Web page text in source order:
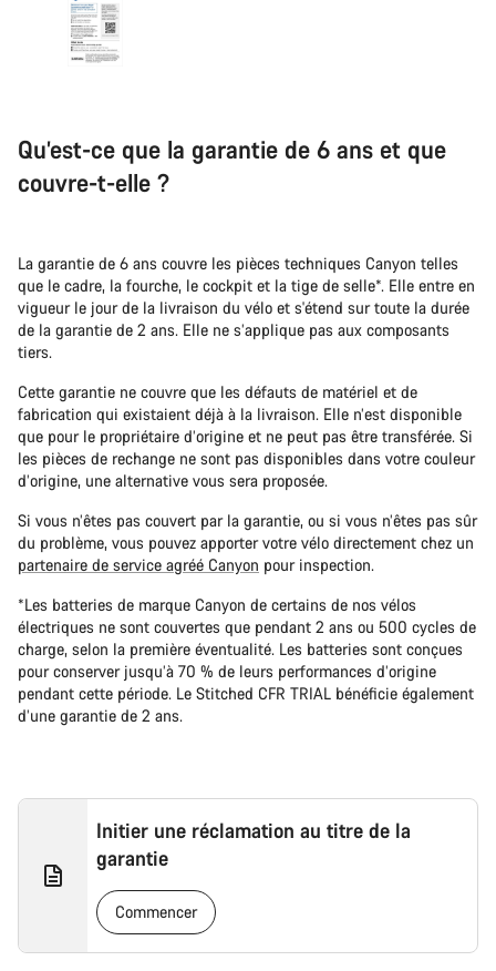
Qu’est-ce que la garantie de 6 ans et que
couvre-t-elle ?
La garantie de 6 ans couvre les pièces techniques Canyon telles
que le cadre, la fourche, le cockpit et la tige de selle*. Elle entre en
vigueur le jour de la livraison du vélo et s'étend sur toute la durée
de la garantie de 2 ans. Elle ne s’applique pas aux composants
tiers.
Cette garantie ne couvre que les défauts de matériel et de
fabrication qui existaient déjà à la livraison. Elle n’est disponible
que pour le propriétaire d’origine et ne peut pas être transférée. Si
les pièces de rechange ne sont pas disponibles dans votre couleur
d’origine, une alternative vous sera proposée.
Si vous n’êtes pas couvert par la garantie, ou si vous n’êtes pas sûr
du problème, vous pouvez apporter votre vélo directement chez un
partenaire de service agréé Canyon pour inspection.
*Les batteries de marque Canyon de certains de nos vélos
électriques ne sont couvertes que pendant 2 ans ou 500 cycles de
charge, selon la première éventualité. Les batteries sont conçues
pour conserver jusqu’à 70 % de leurs performances d’origine
pendant cette période. Le Stitched CFR TRIAL bénéficie également
d’une garantie de 2 ans.
Initier une réclamation au titre de la
garantie
Commencer